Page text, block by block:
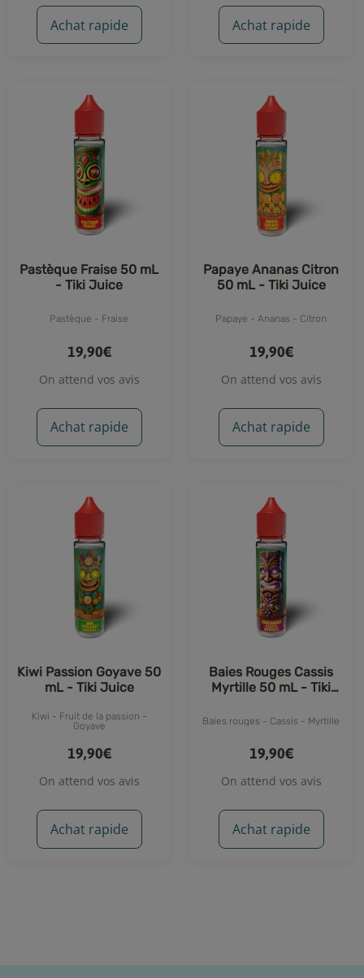
Achat rapide Achat rapide
Pastèque Fraise 50 mL
- Tiki Juice
Pastèque - Fraise
19,90€
On attend vos avis
Achat rapide
Papaye Ananas Citron
50 mL - Tiki Juice
Papaye - Ananas - Citron
19,90€
On attend vos avis
Achat rapide
Kiwi Passion Goyave 50
mL - Tiki Juice
Kiwi - Fruit de la passion -
Goyave
19,90€
On attend vos avis
Achat rapide
Baies Rouges Cassis
Myrtille 50 mL - Tiki
Baies rouges - Cassis - Myrtille
19,90€
On attend vos avis
Achat rapide